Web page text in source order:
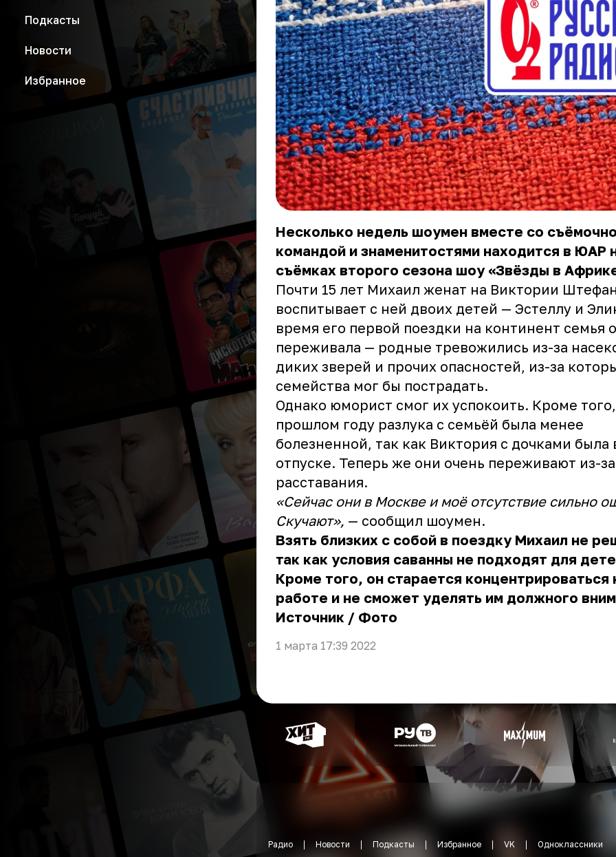
Подкасты
Новости
Избранное
Несколько недель шоумен вместе со
командой и знаменитостями находится в ЮАР
съёмках второго сезона шоу «Звёзды в
Почти 15 лет Михаил женат на Виктории
воспитывает с ней двоих детей — Эстеллу и
время его первой поездки на континент семья
переживала — родные тревожились из-за
диких зверей и прочих опасностей, из-за
семейства мог бы пострадать.
Однако юморист смог их успокоить. Кроме
прошлом году разлука с семьёй была менее
болезненной, так как Виктория с дочками была
отпуске. Теперь же они очень переживают из-за
расставания.
«Сейчас они в Москве и моё отсутствие сильно
Скучают», — сообщил шоумен.
Взять близких с собой в поездку Михаил не
так как условия саванны не подходят для
Кроме того, он старается концентрироваться
работе и не сможет уделять им должного
Источник / Фото
1 марта 17:39 2022
Радио Новости Подкасты Избранное VK Одноклассники